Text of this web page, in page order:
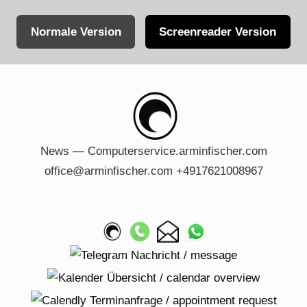
Normale Version Screenreader Version
News — Computerservice.arminfischer.com
office@arminfischer.com +4917621008967